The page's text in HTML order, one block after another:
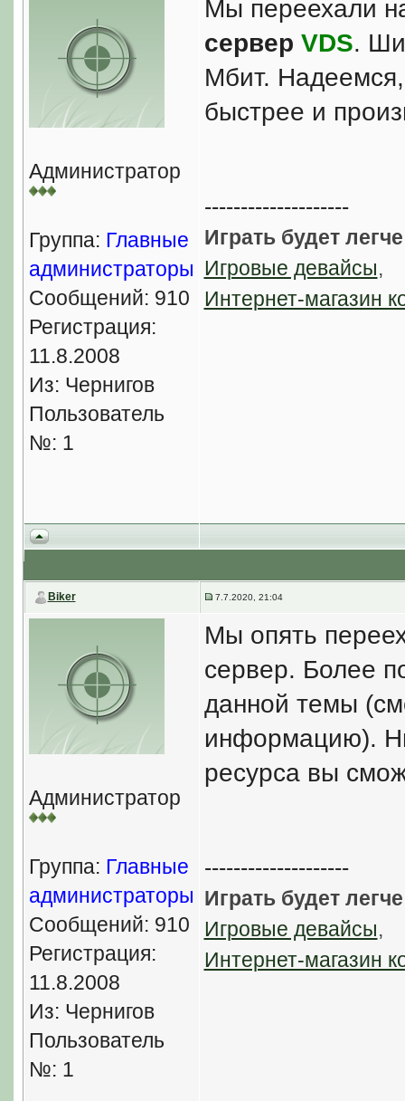
Администратор
Группа: Главные
администраторы
Сообщений: 910
Регистрация:
11.8.2008
Из: Чернигов
Пользователь
№: 1
Мы переехали
сервер VDS.
Мбит.
быстрее и
--------------------
Играть будет
Игровые девайсы,
Интернет-магазин
Biker 7.7.2020, 21:04
Администратор
Группа: Главные
администраторы
Сообщений: 910
Регистрация:
11.8.2008
Из: Чернигов
Пользователь
№: 1
Мы опять
сервер. Более
данной темы
информацию).
ресурса вы
--------------------
Играть будет
Игровые девайсы,
Интернет-магазин